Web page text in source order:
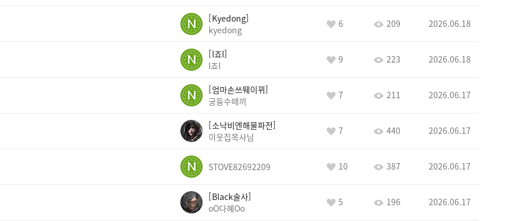
Kyedong
kyedong
6 209 2026.06.18
l죠l
l죠l
9 223 2026.06.18
엄마손쓰뛔이뀌
궁듕수떼끼
7 211 2026.06.17
소낙비엔해물파전
이웃집목사님
7 440 2026.06.17
STOVE82692209 10 387 2026.06.17
Black술사
oO다혜Oo
5 196 2026.06.17